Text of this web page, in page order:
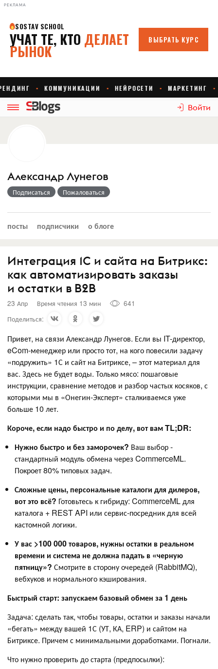
РЕКЛАМА
Войти
Александр Лунегов
Подписаться Пожаловаться
посты подписчики о блоге
Интеграция 1С и сайта на Битрикс:
как автоматизировать заказы
и остатки в B2B
23 Апр Время чтения 13 мин
641
Поделиться:
Привет, на связи Александр Лунегов. Если вы IT-директор,
eCom-менеджер или просто тот, на кого повесили задачу
«подружить» 1С и сайт на Битриксе, – этот материал для
вас. Здесь не будет воды. Только мясо: пошаговые
инструкции, сравнение методов и разбор частых косяков, с
которыми мы в «Онегин-Эксперт» сталкиваемся уже
больше 10 лет.
Короче, если надо быстро и по делу, вот вам TL;DR:
Нужно быстро и без заморочек? Ваш выбор -
стандартный модуль обмена через CommerceML.
Покроет 80% типовых задач.
Сложные цены, персональные каталоги для дилеров,
вот это всё? Готовьтесь к гибриду: CommerceML для
каталога + REST API или сервис-посредник для всей
кастомной логики.
У вас >100 000 товаров, нужны остатки в реальном
времени и система не должна падать в «черную
пятницу»? Смотрите в сторону очередей (RabbitMQ),
вебхуков и нормального кэширования.
Быстрый старт: запускаем базовый обмен за 1 день
Задача: сделать так, чтобы товары, остатки и заказы начали
«бегать» между вашей 1С (УТ, КА, ERP) и сайтом на
Битриксе. Причем с минимальными доработками. Погнали.
Что нужно проверить до старта (предпосылки):